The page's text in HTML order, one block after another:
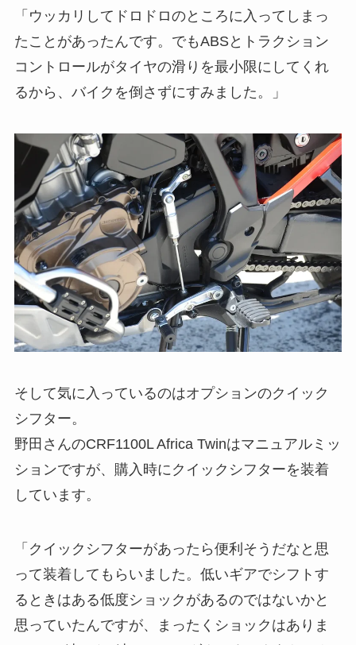
「ウッカリしてドロドロのところに入ってしまっ
たことがあったんです。でもABSとトラクション
コントロールがタイヤの滑りを最小限にしてくれ
るから、バイクを倒さずにすみました。」
そして気に入っているのはオプションのクイック
シフター。
野田さんのCRF1100L Africa Twinはマニュアルミッ
ションですが、購入時にクイックシフターを装着
しています。
「クイックシフターがあったら便利そうだなと思
って装着してもらいました。低いギアでシフトす
るときはある低度ショックがあるのではないかと
思っていたんですが、まったくショックはありま